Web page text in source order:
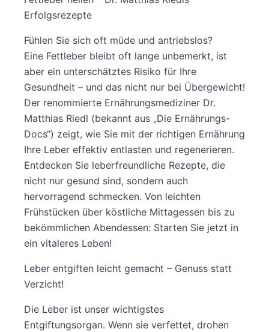
Erfolgsrezepte
Fühlen Sie sich oft müde und antriebslos?
Eine Fettleber bleibt oft lange unbemerkt, ist
aber ein unterschätztes Risiko für Ihre
Gesundheit – und das nicht nur bei Übergewicht!
Der renommierte Ernährungsmediziner Dr.
Matthias Riedl (bekannt aus „Die Ernährungs-
Docs“) zeigt, wie Sie mit der richtigen Ernährung
Ihre Leber effektiv entlasten und regenerieren.
Entdecken Sie leberfreundliche Rezepte, die
nicht nur gesund sind, sondern auch
hervorragend schmecken. Von leichten
Frühstücken über köstliche Mittagessen bis zu
bekömmlichen Abendessen: Starten Sie jetzt in
ein vitaleres Leben!
Leber entgiften leicht gemacht – Genuss statt
Verzicht!
Die Leber ist unser wichtigstes
Entgiftungsorgan. Wenn sie verfettet, drohen